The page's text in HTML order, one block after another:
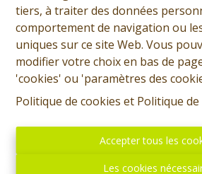
tiers, à traiter des données
comportement de navigation ou
uniques sur ce site Web. Vous
modifier votre choix en bas de
'cookies' ou 'paramètres des
Politique de cookies et Politique
Accepter tous les
Les cookies
4 1 1
610 m² 1 4
SOUS OPTION - PLUS DE VISITE -
260.000 euros, frais d'agence non
l'acquéreur. Chouette maison